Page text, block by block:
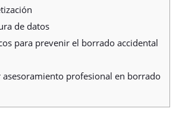
de datos
para prevenir el borrado accidental
asesoramiento profesional en borrado